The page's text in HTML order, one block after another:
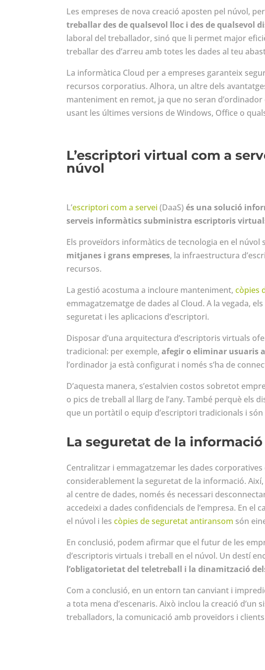
Les empreses de nova creació aposten pel núvol,
treballar des de qualsevol lloc i des de qualsevol
laboral del treballador, sinó que li permet major
treballar des d’arreu amb totes les dades al teu
La informàtica Cloud per a empreses garanteix
recursos corporatius. Alhora, un altre dels
manteniment en remot, ja que no seran
usant les últimes versions de Windows, Office o
L’escriptori virtual com a
núvol
L’escriptori com a servei (DaaS) és una solució
serveis informàtics subministra escriptoris
Els proveïdors informàtics de tecnologia en el núvol
mitjanes i grans empreses, la infraestructura
recursos.
La gestió acostuma a incloure manteniment,còpies
emmagatzematge de dades al Cloud. A la vegada,
seguretat i les aplicacions d’escriptori.
Disposar d’una arquitectura d’escriptoris virtuals
tradicional: per exemple,afegir o eliminar usuaris
l’ordinador ja està configurat i només s’ha de
D’aquesta manera, s’estalvien costos sobretot
o pics de treball al llarg de l’any. També perquè
que un portàtil o equip d’escriptori tradicionals i
La seguretat de la
Centralitzar i emmagatzemar les dades
considerablement la seguretat de la informació.
al centre de dades, només és necessari
accedeixi a dades confidencials de l’empresa. En el
el núvol i lescòpies de seguretatantiransom són
En conclusió, podem afirmar que el futur de les
d’escriptoris virtuals i treball en el núvol. Un destí
l’obligatorietat del teletreball i la dinamització
Com a conclusió, en un entorn tan canviant i
a tota mena d’escenaris. Això inclou la creació
treballadors, la comunicació amb proveïdors i